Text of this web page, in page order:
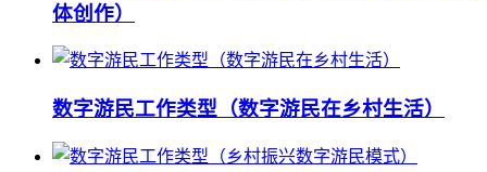
体创作）
数字游民工作类型（数字游民在乡村生活）